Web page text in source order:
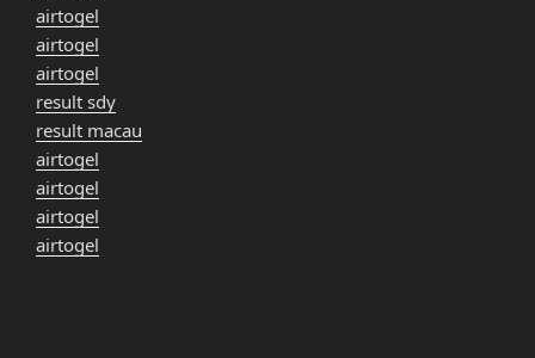
airtogel
airtogel
airtogel
result sdy
result macau
airtogel
airtogel
airtogel
airtogel